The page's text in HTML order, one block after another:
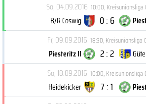
So, 04.09.2016 10:00,Kreisunionsliga
B/R Coswig 0 : 6
Fr, 09.09.2016 18:30,Kreisunionsliga
Piesteritz II 2 : 2
So, 18.09.2016 10:00,Kreisunionsliga
Heidekicker 7 : 1